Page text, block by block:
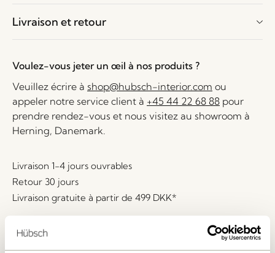
Livraison et retour
Voulez-vous jeter un œil à nos produits ?
Veuillez écrire à shop@hubsch-interior.com ou
appeler notre service client à +45 44 22 68 88 pour
prendre rendez-vous et nous visitez au showroom à
Herning, Danemark.
Livraison 1-4 jours ouvrables
Retour 30 jours
Livraison gratuite à partir de 499 DKK*